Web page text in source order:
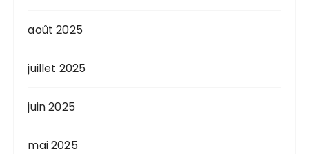
août 2025
juillet 2025
juin 2025
mai 2025